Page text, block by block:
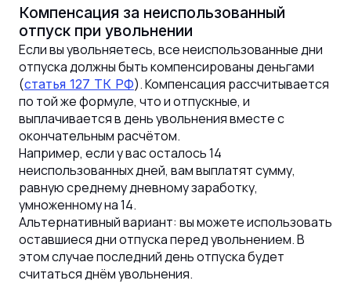
Компенсация за неиспользованный
отпуск при увольнении
Если вы увольняетесь, все неиспользованные дни
отпуска должны быть компенсированы деньгами
(статья 127 ТК РФ). Компенсация рассчитывается
по той же формуле, что и отпускные, и
выплачивается в день увольнения вместе с
окончательным расчётом.
Например, если у вас осталось 14
неиспользованных дней, вам выплатят сумму,
равную среднему дневному заработку,
умноженному на 14.
Альтернативный вариант: вы можете использовать
оставшиеся дни отпуска перед увольнением. В
этом случае последний день отпуска будет
считаться днём увольнения.